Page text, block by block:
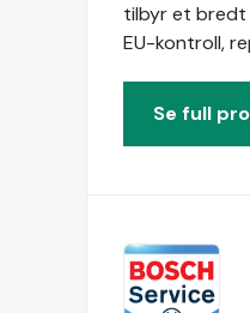
tilbyr et bredt
EU-kontroll,
Se full